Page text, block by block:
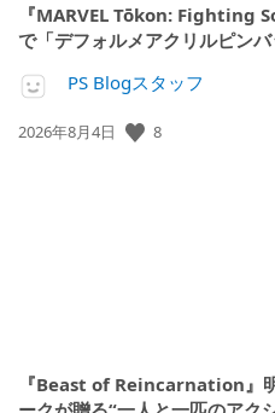
『MARVEL Tōkon: Fighting
で「デフォルメアクリルピン
PS Blogスタッフ
公
2026年8月4日 8
『Beast of Reincarnation』